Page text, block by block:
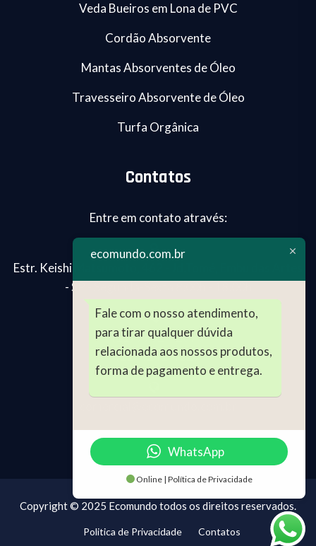
Veda Bueiros em Lona de PVC
Cordão Absorvente
Mantas Absorventes de Óleo
Travesseiro Absorvente de Óleo
Turfa Orgânica
Contatos
Entre em contato através:
Estr. Keishi Matsumoto, 462 - Jd.Tomé, Embu das Artes
- SP - Segunda-Sexta 8:00h - 18:00h
(11) 99024-2696
(11) 4241-4129
Copyright © 2025 Ecomundo todos os direitos reservados.
Politica de Privacidade Contatos
ecomundo.com.br
Fale com o nosso atendimento,
para tirar qualquer dúvida
relacionada aos nossos produtos,
forma de pagamento e entrega.
WhatsApp
Online | Política de Privacidade